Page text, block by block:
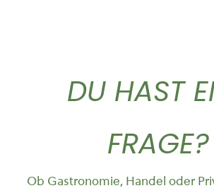
DU HAST
FRAGE?
Ob Gastronomie, Handel oder